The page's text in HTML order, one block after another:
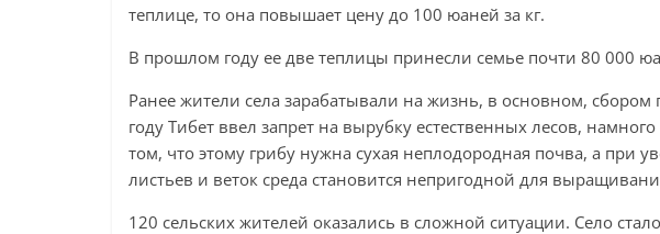
теплице, то она повышает цену до 100 юаней за кг.
В прошлом году ее две теплицы принесли семье почти 80 000
Ранее жители села зарабатывали на жизнь, в основном, сбором
году Тибет ввел запрет на вырубку естественных лесов,
том, что этому грибу нужна сухая неплодородная почва, а при
листьев и веток среда становится непригодной для
120 сельских жителей оказались в сложной ситуации. Село